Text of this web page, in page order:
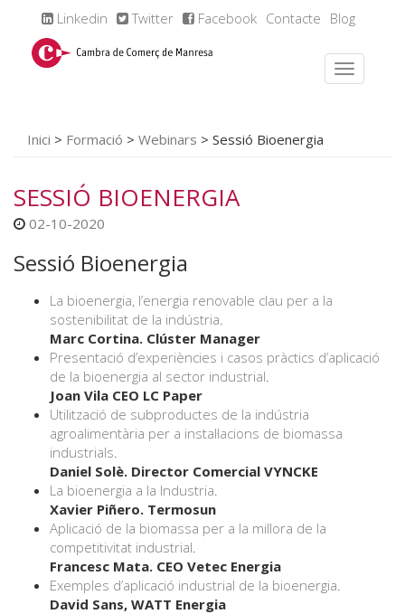
Linkedin Twitter Facebook Contacte Blog
Inici > Formació > Webinars > Sessió Bioenergia
SESSIÓ BIOENERGIA
02-10-2020
Sessió Bioenergia
La bioenergia, l’energia renovable clau per a la
sostenibilitat de la indústria
Marc Cortina. Clúster Manager
Presentació d’experiències i casos pràctics d’aplicació
de la bioenergia al sector industrial
Joan Vila CEO LC Paper
Utilització de subproductes de la indústria
agroalimentària per a instal·lacions de biomassa
industrials
Daniel Solè. Director Comercial VYNCKE
La bioenergia a la Industria
Xavier Piñero. Termosun
Aplicació de la biomassa per a la millora de la
competitivitat industrial
Francesc Mata. CEO Vetec Energia
Exemples d’aplicació industrial de la bioenergia
David Sans, WATT Energia